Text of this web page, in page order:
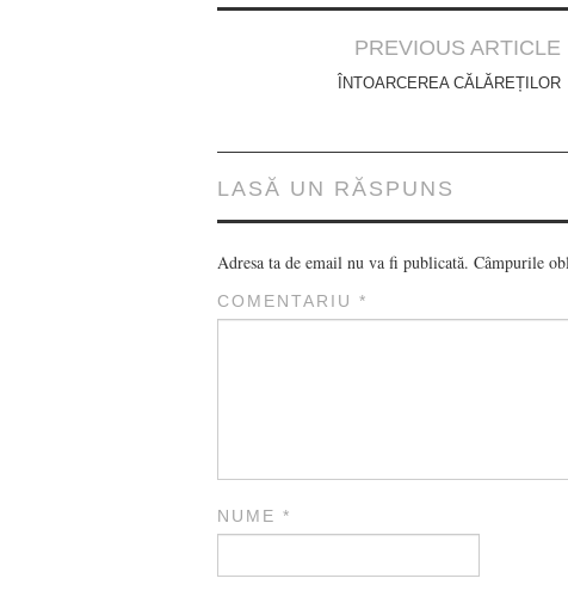
navigation
PREVIOUS ARTICLE
ÎNTOARCEREA CĂLĂREȚILOR
LASĂ UN RĂSPUNS
Adresa ta de email nu va fi publicată. Câmpurile
COMENTARIU *
NUME *